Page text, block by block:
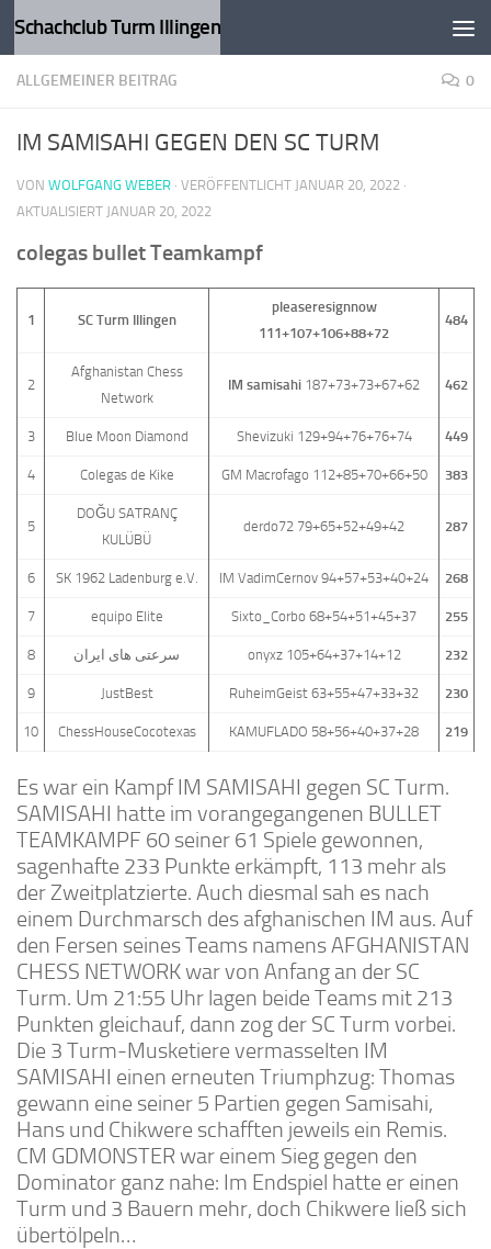
Zum Inhalt springen
Schachclub Turm Illingen
ALLGEMEINER BEITRAG 0
IM SAMISAHI GEGEN DEN SC TURM
VON WOLFGANG WEBER · VERÖFFENTLICHT JANUAR 20, 2022 ·
AKTUALISIERT JANUAR 20, 2022
colegas bullet Teamkampf
1 SC Turm Illingen
pleaseresignnow
111+107+106+88+72
484
2
Afghanistan Chess
Network
IM samisahi 187+73+73+67+62 462
3 Blue Moon Diamond Shevizuki 129+94+76+76+74 449
4 Colegas de Kike GM Macrofago 112+85+70+66+50 383
5
DOĞU SATRANÇ
KULÜBÜ
derdo72 79+65+52+49+42 287
6 SK 1962 Ladenburg e.V. IM VadimCernov 94+57+53+40+24 268
7 equipo Elite Sixto_Corbo 68+54+51+45+37 255
8 سرعتی های ایران onyxz 105+64+37+14+12 232
9 JustBest RuheimGeist 63+55+47+33+32 230
10 ChessHouseCocotexas KAMUFLADO 58+56+40+37+28 219
Es war ein Kampf IM SAMISAHI gegen SC Turm.
SAMISAHI hatte im vorangegangenen BULLET
TEAMKAMPF 60 seiner 61 Spiele gewonnen,
sagenhafte 233 Punkte erkämpft, 113 mehr als
der Zweitplatzierte. Auch diesmal sah es nach
einem Durchmarsch des afghanischen IM aus. Auf
den Fersen seines Teams namens AFGHANISTAN
CHESS NETWORK war von Anfang an der SC
Turm. Um 21:55 Uhr lagen beide Teams mit 213
Punkten gleichauf, dann zog der SC Turm vorbei.
Die 3 Turm-Musketiere vermasselten IM
SAMISAHI einen erneuten Triumphzug: Thomas
gewann eine seiner 5 Partien gegen Samisahi,
Hans und Chikwere schafften jeweils ein Remis.
CM GDMONSTER war einem Sieg gegen den
Dominator ganz nahe: Im Endspiel hatte er einen
Turm und 3 Bauern mehr, doch Chikwere ließ sich
übertölpeln…